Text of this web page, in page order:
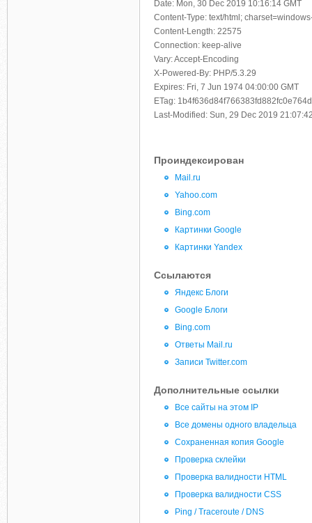
Date: Mon, 30 Dec 2019 10:16:14 GMT
Content-Type: text/html;
Content-Length: 22575
Connection: keep-alive
Vary: Accept-Encoding
X-Powered-By: PHP/5.3.29
Expires: Fri, 7 Jun 1974 04:00:00 GMT
ETag:
Last-Modified: Sun, 29 Dec 2019
Проиндексирован
Mail.ru
Yahoo.com
Bing.com
Картинки Google
Картинки Yandex
Ссылаются
Яндекс Блоги
Google Блоги
Bing.com
Ответы Mail.ru
Записи Twitter.com
Дополнительные ссылки
Все сайты на этом IP
Все домены одного владельца
Сохраненная копия Google
Проверка склейки
Проверка валидности HTML
Проверка валидности CSS
Ping / Traceroute / DNS